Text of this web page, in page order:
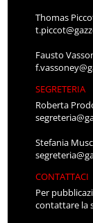
Thomas
Fausto
SEGRETERIA
Roberta
Stefania
CONTATTACI
Per
contattare la